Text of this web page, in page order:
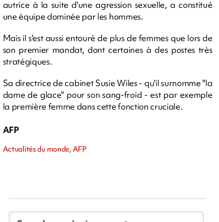
autrice à la suite d'une agression sexuelle, a constitué
une équipe dominée par les hommes.
Mais il s'est aussi entouré de plus de femmes que lors de
son premier mandat, dont certaines à des postes très
stratégiques.
Sa directrice de cabinet Susie Wiles - qu'il surnomme "la
dame de glace" pour son sang-froid - est par exemple
la première femme dans cette fonction cruciale.
AFP
Actualités du monde, AFP